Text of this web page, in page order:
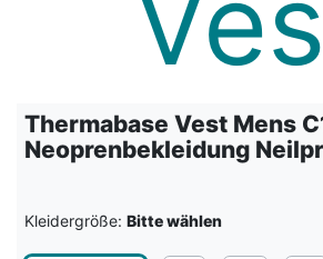
Thermabase Vest Mens
Neoprenbekleidung
Kleidergröße: Bitte wählen